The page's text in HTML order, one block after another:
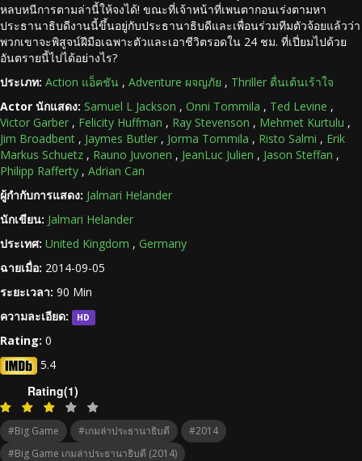
หลบหนีการตามล่านี้ให้จงได้! ขณะที่เจ้าหน้าที่เพนตากอนเร่งตามหา
ประธานาธิบดีงานนี้ขึ้นอยู่กับประธานาธิบดีและเพื่อนร่วมทีมตัวจ้อยแล้วว่า
พวกเขาจะพิสูจน์ฝีมือเฉพาะตัวและเอาชีวิตรอดใน 24 ชม. ที่เปี่ยมไปด้วย
อันตรายนี้ไปได้อย่างไร?
ประเภท: Action แอ็คชัน , Adventure ผจญภัย , Thriller ตื่นเต้นเร้าใจ
Actor นักแสดง: Samuel L Jackson , Onni Tommila , Ted Levine ,
Victor Garber , Felicity Huffman , Ray Stevenson , Mehmet Kurtulu ,
Jim Broadbent , Jaymes Butler , Jorma Tommila , Risto Salmi , Erik
Markus Schuetz , Rauno Juvonen , JeanLuc Julien , Jason Steffan ,
Philipp Rafferty , Adrian Can
ผู้กำกับการแสดง: Jalmari Helander
นักเขียน: Jalmari Helander
ประเทศ: United Kingdom , Germany
ฉายเมื่อ: 2014-09-05
ระยะเวลา: 90 Min
ความละเอียด:
HD
Rating: 0
5.4
Rating(1)
#Big Game #เกมล่าประธานาธิบดี
#2014
#Big Game เกมล่าประธานาธิบดี (2014)